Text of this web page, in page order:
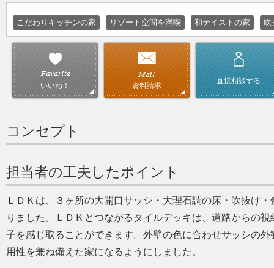
こだわりキッチンの家 リゾート空間を満喫 和テイストの家 吹
いいね！ 資料請求
直接相談する
コンセプト
担当者の工夫したポイント
ＬＤＫは、３ヶ所の大開口サッシ・大理石調の床・吹抜け
りました。ＬＤＫとつながるタイルデッキは、道路からの
子を感じ取ることができます。外壁の色に合わせサッシの
用性を兼ね備えた家になるようにしました。